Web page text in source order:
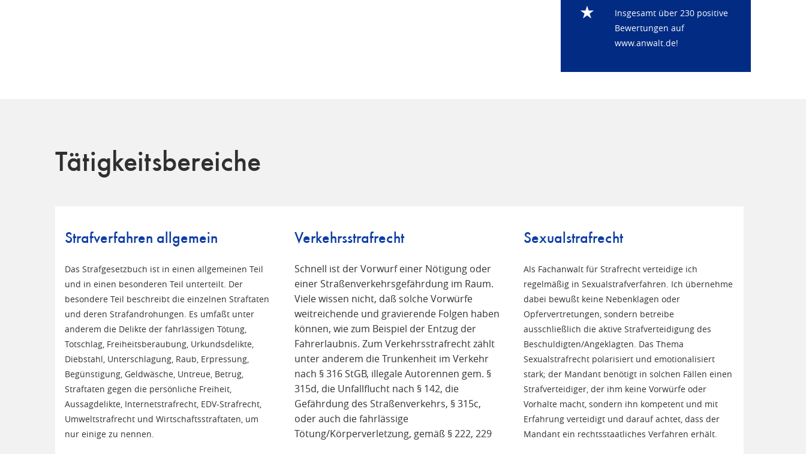
Insgesamt über 230 positive
Bewertungen auf
www.anwalt.de!
Tätigkeitsbereiche
Strafverfahren allgemein
Das Strafgesetzbuch ist in einen allgemeinen Teil
und in einen besonderen Teil unterteilt. Der
besondere Teil beschreibt die einzelnen Straftaten
und deren Strafandrohungen. Es umfaßt unter
anderem die Delikte der fahrlässigen Tötung,
Totschlag, Freiheitsberaubung, Urkundsdelikte,
Diebstahl, Unterschlagung, Raub, Erpressung,
Begünstigung, Geldwäsche, Untreue, Betrug,
Straftaten gegen die persönliche Freiheit,
Aussagdelikte, Internetstrafrecht, EDV-Strafrecht,
Umweltstrafrecht und Wirtschaftsstraftaten, um
nur einige zu nennen.
Verkehrsstrafrecht
Schnell ist der Vorwurf einer Nötigung oder
einer Straßenverkehrsgefährdung im Raum.
Viele wissen nicht, daß solche Vorwürfe
weitreichende und gravierende Folgen haben
können, wie zum Beispiel der Entzug der
Fahrerlaubnis. Zum Verkehrsstrafrecht zählt
unter anderem die Trunkenheit im Verkehr
nach § 316 StGB, illegale Autorennen gem. §
315d, die Unfallflucht nach § 142, die
Gefährdung des Straßenverkehrs, § 315c,
oder auch die fahrlässige
Tötung/Körperverletzung, gemäß § 222, 229
Sexualstrafrecht
Als Fachanwalt für Strafrecht verteidige ich
regelmäßig in Sexualstrafverfahren. Ich übernehme
dabei bewußt keine Nebenklagen oder
Opfervertretungen, sondern betreibe
ausschließlich die aktive Strafverteidigung des
Beschuldigten/Angeklagten. Das Thema
Sexualstrafrecht polarisiert und emotionalisiert
stark; der Mandant benötigt in solchen Fällen einen
Strafverteidiger, der ihm keine Vorwürfe oder
Vorhalte macht, sondern ihn kompetent und mit
Erfahrung verteidigt und darauf achtet, dass der
Mandant ein rechtsstaatliches Verfahren erhält.